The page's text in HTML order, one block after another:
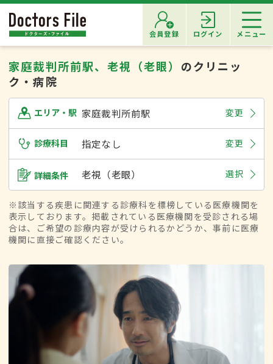
会員登録 ログイン メニュー
家庭裁判所前駅、老視（老眼） のクリニッ
ク・病院
エリア・駅 家庭裁判所前駅 変更
診療科目 指定なし 変更
詳細条件 老視（老眼） 選択
※該当する疾患に関連する診療科を標榜している医療機関を
表示しております。掲載されている医療機関を受診される場
合は、ご希望の診療内容が受けられるかどうか、事前に医療
機関に直接ご確認ください。